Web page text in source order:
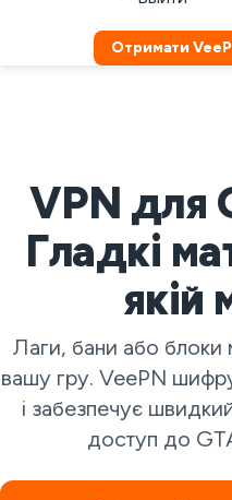
Отримати
VPN для
Гладкі
якій
Лаги, бани або блоки
вашу гру. VeePN
і забезпечує
доступ до